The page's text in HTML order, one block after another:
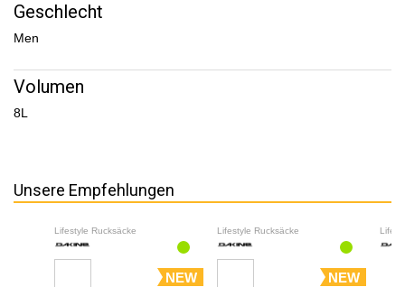
Geschlecht
Men
Volumen
8L
Unsere Empfehlungen
Lifestyle Rucksäcke
NEW
Lifestyle Rucksäcke
NEW